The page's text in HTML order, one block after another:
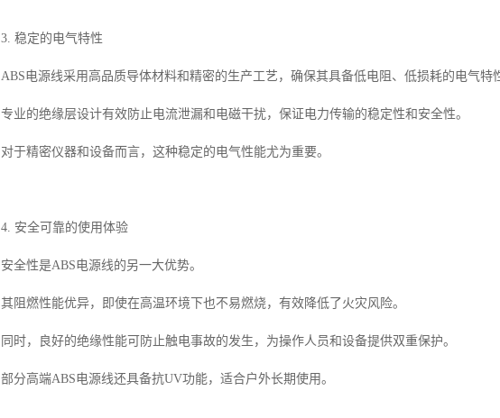
3. 稳定的电气特性
ABS电源线采用高品质导体材料和精密的生产工艺，确保其具备低电阻、低损耗的电气特
专业的绝缘层设计有效防止电流泄漏和电磁干扰，保证电力传输的稳定性和安全性。
对于精密仪器和设备而言，这种稳定的电气性能尤为重要。
4. 安全可靠的使用体验
安全性是ABS电源线的另一大优势。
其阻燃性能优异，即使在高温环境下也不易燃烧，有效降低了火灾风险。
同时，良好的绝缘性能可防止触电事故的发生，为操作人员和设备提供双重保护。
部分高端ABS电源线还具备抗UV功能，适合户外长期使用。